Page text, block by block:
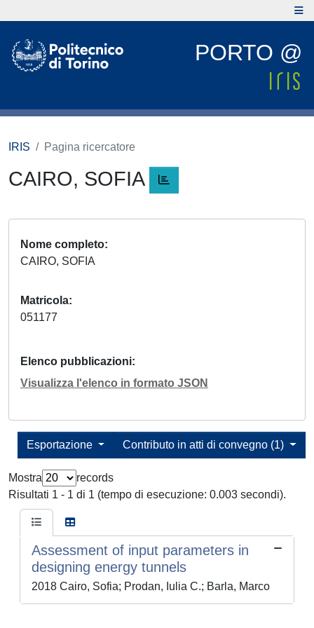
PORTO @
IRIS Pagina ricercatore
CAIRO, SOFIA
Nome completo
CAIRO, SOFIA
Matricola
051177
Elenco pubblicazioni
Visualizza l'elenco in formato JSON
Contributo in atti di convegno (1)
Esportazione
Mostra
records
Risultati 1 - 1 di 1 (tempo di esecuzione: 0.003 secondi).
Assessment of input parameters in
designing energy tunnels
2018 Cairo, Sofia; Prodan, Iulia C.; Barla, Marco